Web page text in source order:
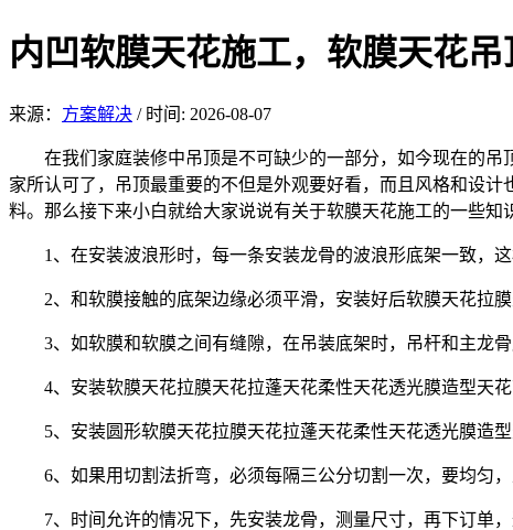
内凹软膜天花施工，软膜天花
来源： 方案解决 / 时间: 2026-08-07
在我们家庭装修中吊顶是不可缺少的一部分，如今现在的
家所认可了，吊顶最重要的不但是外观要好看，而且风格和设
料。那么接下来小白就给大家说说有关于软膜天花施工的一些知
1、在安装波浪形时，每一条安装龙骨的波浪形底架一致，
2、和软膜接触的底架边缘必须平滑，安装好后软膜天花拉
3、如软膜和软膜之间有缝隙，在吊装底架时，吊杆和主龙
4、安装软膜天花拉膜天花拉蓬天花柔性天花透光膜造型天
5、安装圆形软膜天花拉膜天花拉蓬天花柔性天花透光膜造
6、如果用切割法折弯，必须每隔三公分切割一次，要均匀
7、时间允许的情况下，先安装龙骨，测量尺寸，再下订单